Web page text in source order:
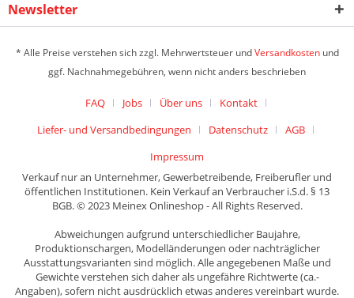
Newsletter
* Alle Preise verstehen sich zzgl. Mehrwertsteuer undVersandkostenund
ggf. Nachnahmegebühren, wenn nicht anders beschrieben
FAQ Jobs Über uns
Kontakt
Liefer- und Versandbedingungen
Datenschutz
AGB
Impressum
Verkauf nur an Unternehmer, Gewerbetreibende, Freiberufler und
öffentlichen Institutionen. Kein Verkauf an Verbraucher i.S.d. § 13
BGB. © 2023 Meinex Onlineshop - All Rights Reserved.
Abweichungen aufgrund unterschiedlicher Baujahre,
Produktionschargen, Modelländerungen oder nachträglicher
Ausstattungsvarianten sind möglich. Alle angegebenen Maße und
Gewichte verstehen sich daher als ungefähre Richtwerte (ca.-
Angaben), sofern nicht ausdrücklich etwas anderes vereinbart wurde.